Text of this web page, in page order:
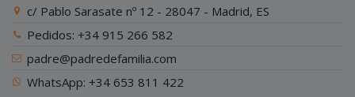
c/ Pablo Sarasate nº 12 - 28047 - Madrid, ES
Pedidos: +34 915 266 582
padre@padredefamilia.com
WhatsApp: +34 653 811 422